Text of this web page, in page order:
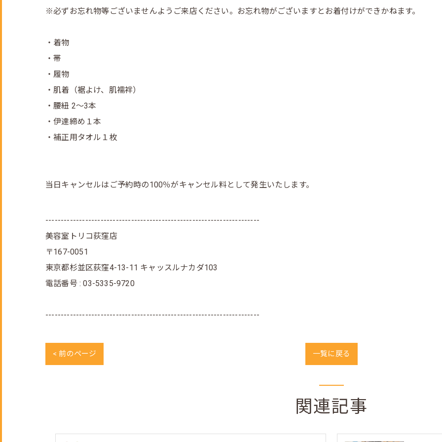
※必ずお忘れ物等ございませんようご来店ください。お忘れ物がございますとお着付けができかねます。
・着物
・帯
・履物
・肌着（裾よけ、肌襦袢）
・腰紐 2～3本
・伊達締め１本
・補正用タオル１枚
当日キャンセルはご予約時の100％がキャンセル料として発生いたします。
----------------------------------------------------------------------
美容室トリコ荻窪店
〒167-0051
東京都杉並区荻窪4-13-11 キャッスルナカダ103
電話番号 : 03-5335-9720
----------------------------------------------------------------------
< 前のページ 一覧に戻る
関連記事